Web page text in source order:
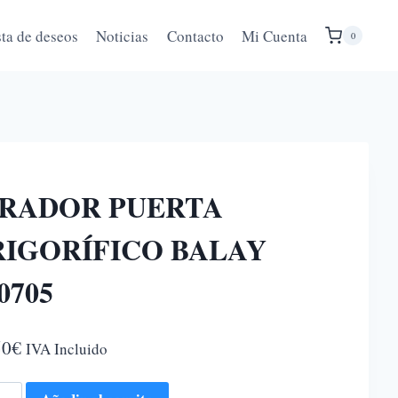
de deseos Noticias Contacto Mi Cuenta 0
PUERTA
BALAY
€ IVA Incluido